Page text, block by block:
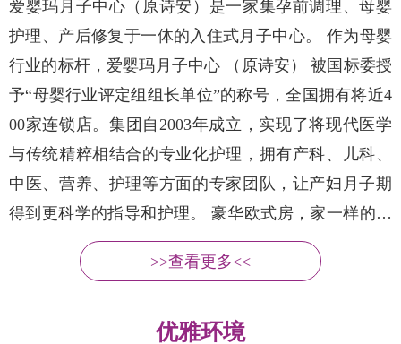
爱婴玛月子中心（原诗安）是一家集孕前调理、母婴
护理、产后修复于一体的入住式月子中心。 作为母婴
行业的标杆，爱婴玛月子中心 （原诗安） 被国标委授
予“母婴行业评定组组长单位”的称号，全国拥有将近4
00家连锁店。集团自2003年成立，实现了将现代医学
与传统精粹相结合的专业化护理，拥有产科、儿科、
中医、营养、护理等方面的专家团队，让产妇月子期
得到更科学的指导和护理。 豪华欧式房，家一样的舒
服，度假般的感受，让妈妈和宝宝时刻保持身心舒
畅。我们拥有的专家和护理师为妈妈和宝宝提供产后
根据每位宝妈的不同体质量身定......
>>查看更多<<
优雅环境